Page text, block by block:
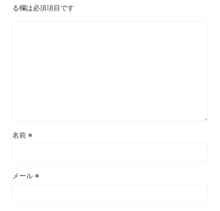
る欄は必須項目です
名前 ※
メール ※